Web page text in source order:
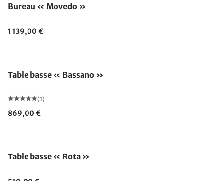
Bureau « Movedo »
1 139,00 €
Table basse « Bassano »
(1)
869,00 €
Table basse « Rota »